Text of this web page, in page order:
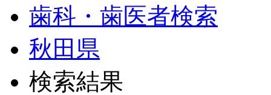
歯科・歯医者検索
秋田県
検索結果